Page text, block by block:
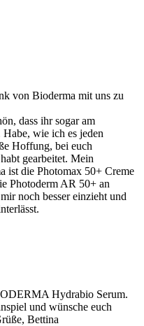
von Bioderma mit uns zu
dass ihr sogar am
wie ich es jeden
Hoffung, bei euch
gearbeitet. Mein
ist die Photomax 50+ Creme
Photoderm AR 50+ an
noch besser einzieht und
Hydrabio Serum.
und wünsche euch
Bettina